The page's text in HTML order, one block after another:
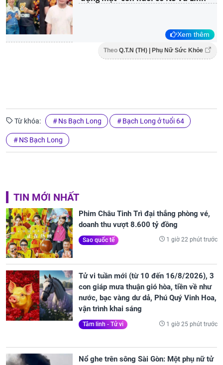
Xem thêm
Theo Q.T.N (TH) | Phụ Nữ Sức Khỏe
Từ khóa: Ns Bạch Long Bạch Long ở tuổi 64
NS Bạch Long
TIN MỚI NHẤT
Phim Châu Tinh Trì đại thắng phòng vé,
doanh thu vượt 8.600 tỷ đồng
Sao quốc tế 1 giờ 22 phút trước
Tử vi tuần mới (từ 10 đến 16/8/2026), 3
con giáp mưa thuận gió hòa, tiền về như
nước, bạc vàng dư dả, Phú Quý Vinh Hoa,
vận trình khai sáng
Tâm linh - Tử vi 1 giờ 25 phút trước
Nổ ghe trên sông Sài Gòn: Một phụ nữ tử